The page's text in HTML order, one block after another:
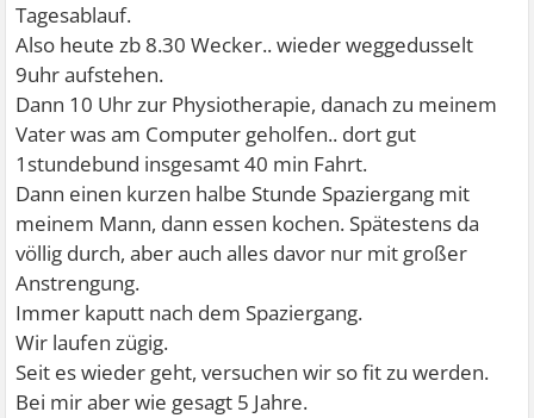
Tagesablauf.
Also heute zb 8.30 Wecker.. wieder weggedusselt
9uhr aufstehen.
Dann 10 Uhr zur Physiotherapie, danach zu meinem
Vater was am Computer geholfen.. dort gut
1stundebund insgesamt 40 min Fahrt.
Dann einen kurzen halbe Stunde Spaziergang mit
meinem Mann, dann essen kochen. Spätestens da
völlig durch, aber auch alles davor nur mit großer
Anstrengung.
Immer kaputt nach dem Spaziergang.
Wir laufen zügig.
Seit es wieder geht, versuchen wir so fit zu werden.
Bei mir aber wie gesagt 5 Jahre.